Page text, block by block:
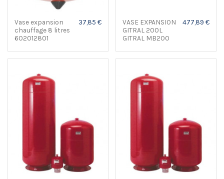
Vase expansion
chauffage 8 litres
602012801
37,85 €
VASE EXPANSION
GITRAL 200L
GITRAL MB200
477,89 €